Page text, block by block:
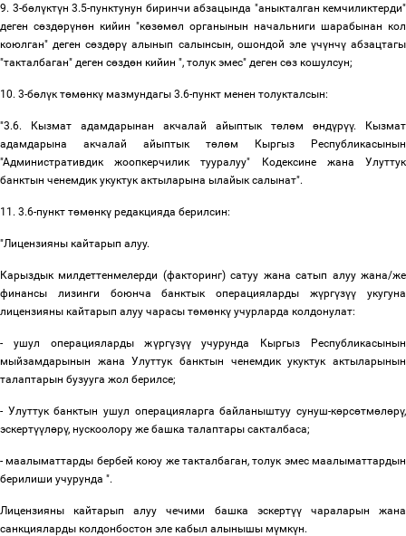
9. 3-бөлүктүн 3.5-пунктунун биринчи абзацында "аныкталган кемчиликтерди"
деген сөздөрүнөн кийин "көзөмөл органынын начальниги шарабынан кол
коюлган" деген сөздөрү алынып салынсын, ошондой эле үчүнчүабзацтагы
"такталбаган" деген сөздөн кийин ", толук эмес" деген сөз кошулсун;
10. 3-бөлүк төмөнкү мазмундагы 3.6-пункт менен толукталсын:
"3.6. Кызмат адамдарынан акчалай айыптык төлөм өндүрүү. Кызмат
адамдарына акчалай айыптык төлөм Кыргыз Республикасынын
"Административдик жоопкерчилик тууралуу" Кодексине жана Улуттук
банктын ченемдик укуктук актыларына ылайык салынат".
11. 3.6-пункт төмөнкү редакцияда берилсин:
"Лицензияны кайтарып алуу.
Карыздык милдеттенмелерди (факторинг) сатуу жана сатып алуу жана/же
финансы лизинги боюнча банктык операцияларды жүргүзүү укугуна
лицензияны кайтарып алуу чарасы төмөнкү учурларда колдонулат:
- ушул операцияларды жүргүзүүучурунда Кыргыз Республикасынын
мыйзамдарынын жана Улуттук банктын ченемдик укуктук актыларынын
талаптарын бузууга жол берилсе;
- Улуттук банктын ушул операцияларга байланыштуу сунуш-көрсөтмөлөрү,
эскертүүлөрү, нускоолору же башка талаптары сакталбаса;
- маалыматтарды бербей коюу же такталбаган, толук эмес маалыматтардын
берилиши учурунда ".
Лицензияны кайтарып алуу чечими башка эскертүүчараларын жана
санкцияларды колдонбостон эле кабыл алынышы мүмкүн.